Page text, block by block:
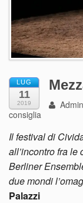
LUG
11
2019 Admin
consiglia
Il festival di
all’incontro fra le
Berliner
due mondi
Palazzi